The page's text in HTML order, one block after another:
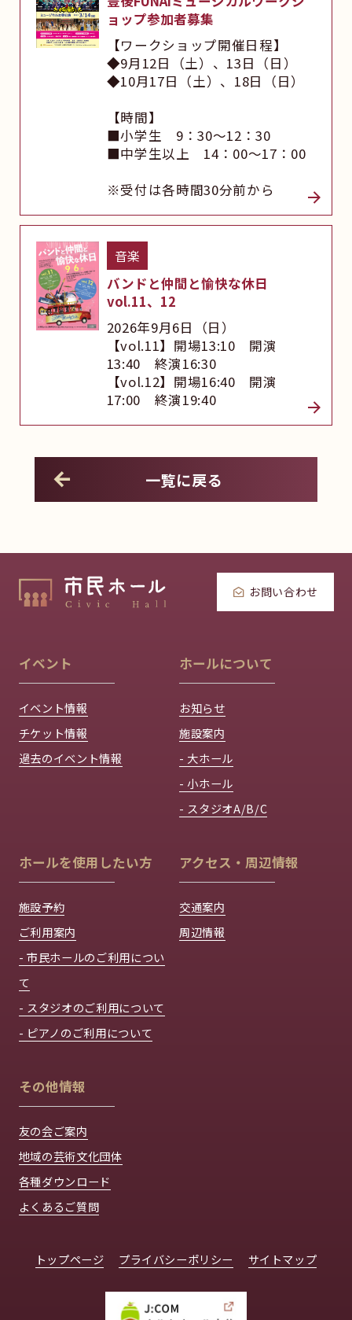
ョップ参加者募集
【ワークショップ開催日程】
◆9月12日（土）、13日（日）
◆10月17日（土）、18日（日）
【時間】
■小学生 9：30～12：30
■中学生以上 14：00～17：00
※受付は各時間30分前から
音楽
バンドと仲間と愉快な休日
vol.11、12
2026年9月6日（日）
【vol.11】開場13:10 開演
13:40 終演16:30
【vol.12】開場16:40 開演
17:00 終演19:40
一覧に戻る
お問い合わせ
イベント
イベント情報
チケット情報
過去のイベント情報
ホールについて
お知らせ
施設案内
- 大ホール
- 小ホール
- スタジオA/B/C
ホールを使用したい方
施設予約
ご利用案内
- 市民ホールのご利用につい
て
- スタジオのご利用について
- ピアノのご利用について
アクセス・周辺情報
交通案内
周辺情報
その他情報
友の会ご案内
地域の芸術文化団体
各種ダウンロード
よくあるご質問
トップページ プライバシーポリシー サイトマップ